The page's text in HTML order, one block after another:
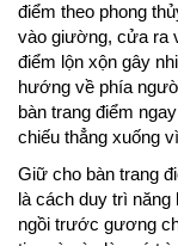
điểm theo phong
vào giường, cửa ra
điểm lộn xộn gây
hướng về phía
bàn trang điểm
chiếu thẳng xuống
Giữ cho bàn trang
là cách duy trì
ngồi trước gương